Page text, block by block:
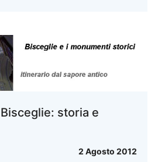
storia e
2 Agosto 2012